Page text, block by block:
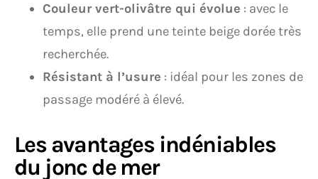
Couleur vert-olivâtre qui évolue : avec le
temps, elle prend une teinte beige dorée très
recherchée.
Résistant à l’usure : idéal pour les zones de
passage modéré à élevé.
Les avantages indéniables
du jonc de mer